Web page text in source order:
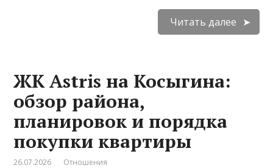
Читать далее
ЖК Astris на Косыгина:
обзор района,
планировок и порядка
покупки квартиры
26.07.2026 Отношения